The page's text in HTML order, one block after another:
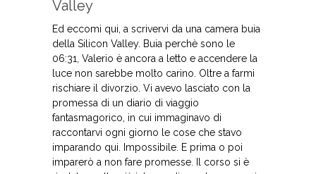
Valley
Ed eccomi qui, a scrivervi da una camera buia
della Silicon Valley. Buia perchè sono le
06:31, Valerio è ancora a letto e accendere la
luce non sarebbe molto carino. Oltre a farmi
rischiare il divorzio. Vi avevo lasciato con la
promessa di un diario di viaggio
fantasmagorico, in cui immaginavo di
raccontarvi ogni giorno le cose che stavo
imparando qui. Impossibile. E prima o poi
imparerò a non fare promesse. Il corso si è